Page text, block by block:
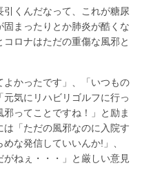
くんだなって、これが糖尿
まったりとか肺炎が酷くな
ロナはただの重傷な風邪と
かったです」、「いつもの
気にリハビリゴルフに行っ
ってことですね！」と励ま
は「ただの風邪なのに入院す
な発信していいんか!」、
がねぇ・・・」と厳しい意見